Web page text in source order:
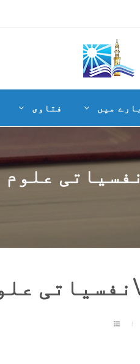
میں فتاوی
علوم